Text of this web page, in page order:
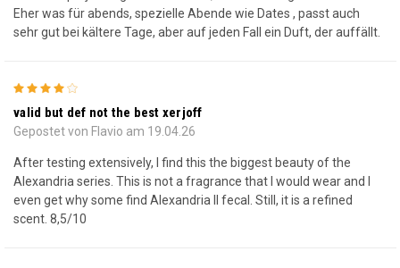
Eher was für abends, spezielle Abende wie Dates , passt auch
sehr gut bei kältere Tage, aber auf jeden Fall ein Duft, der auffällt.
valid but def not the best xerjoff
Gepostet von Flavio am 19.04.26
After testing extensively, I find this the biggest beauty of the
Alexandria series. This is not a fragrance that I would wear and I
even get why some find Alexandria II fecal. Still, it is a refined
scent. 8,5/10